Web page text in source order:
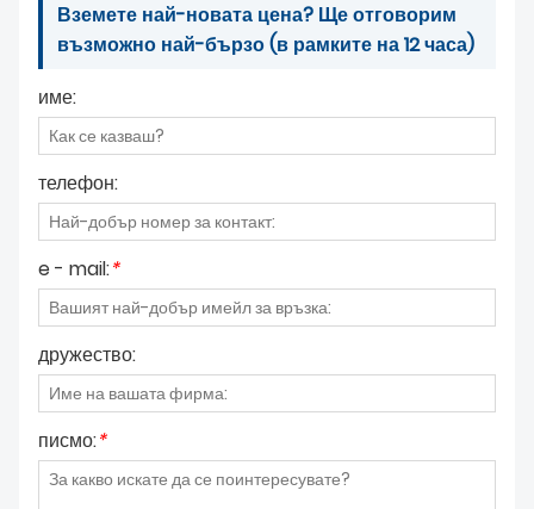
Вземете най-новата цена? Ще отговорим
възможно най-бързо (в рамките на 12 часа)
име:
телефон:
e - mail:*
дружество:
писмо:*